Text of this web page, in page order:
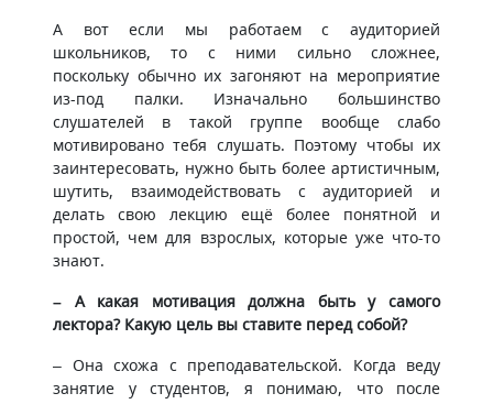
А вот если мы работаем с аудиторией
школьников, то с ними сильно сложнее,
поскольку обычно их загоняют на мероприятие
из-под палки. Изначально большинство
слушателей в такой группе вообще слабо
мотивировано тебя слушать. Поэтому чтобы их
заинтересовать, нужно быть более артистичным,
шутить, взаимодействовать с аудиторией и
делать свою лекцию ещё более понятной и
простой, чем для взрослых, которые уже что-то
знают.
– А какая мотивация должна быть у самого
лектора? Какую цель вы ставите перед собой?
– Она схожа с преподавательской. Когда веду
занятие у студентов, я понимаю, что после